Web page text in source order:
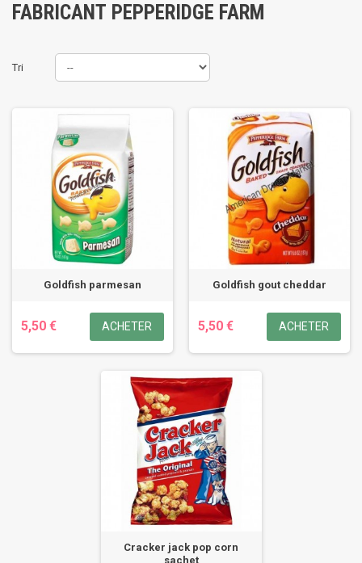
FABRICANT PEPPERIDGE FARM
Tri
Goldfish parmesan
5,50 € ACHETER
Goldfish gout cheddar
5,50 € ACHETER
Cracker jack pop corn
sachet